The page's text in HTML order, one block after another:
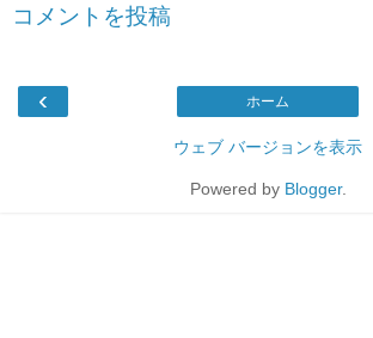
コメントを投稿
‹ ホーム
ウェブ バージョンを表示
Powered by Blogger.